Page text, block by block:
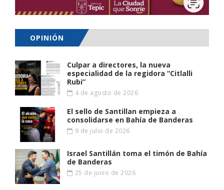
OPINIÓN
Culpar a directores, la nueva
especialidad de la regidora “Citlalli
Rubi”
4 de agosto de 2026
El sello de Santillan empieza a
consolidarse en Bahía de Banderas
9 de julio de 2026
Israel Santillán toma el timón de Bahía
de Banderas
25 de junio de 2026